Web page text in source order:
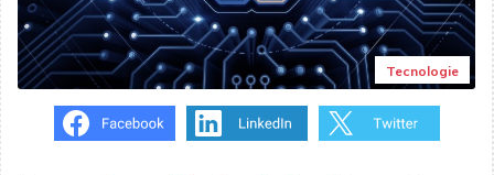
Tecnologie